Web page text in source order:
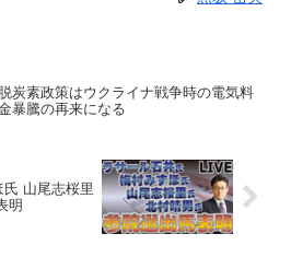
脱炭素政策はウクライナ戦争時の電気料
暴騰の再来になる
山尾志桜里
明